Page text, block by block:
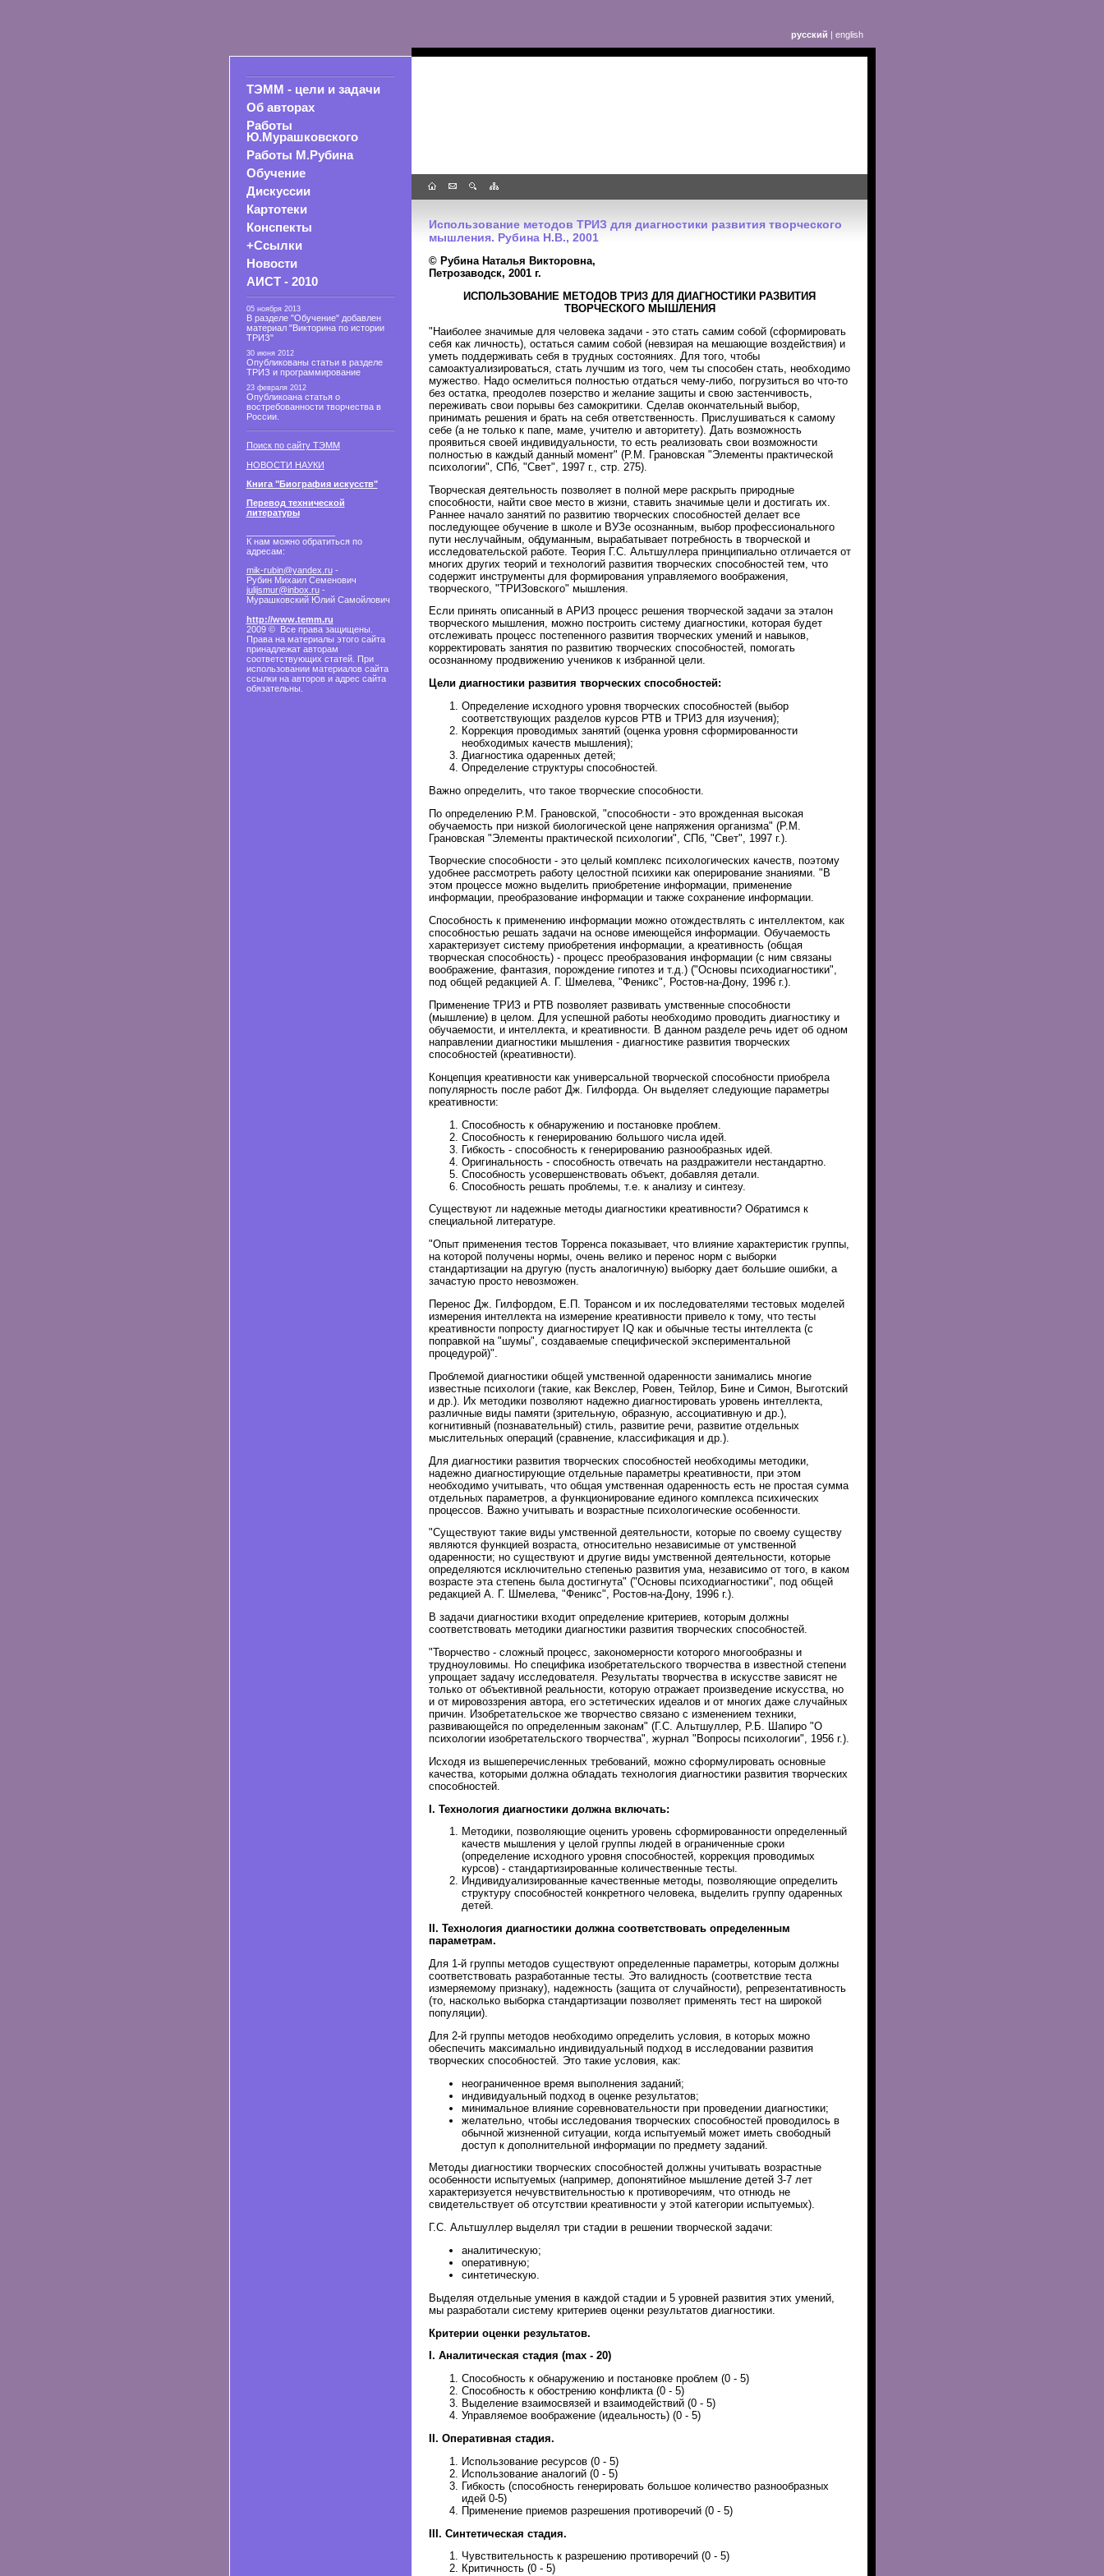
русский | english
ТЭММ - цели и задачи
Об авторах
Работы
Ю.Мурашковского
Работы М.Рубина
Обучение
Дискуссии
Картотеки
Конспекты
+Ссылки
Новости
АИСТ - 2010
05 ноября 2013
В разделе "Обучение" добавлен
материал "Викторина по истории
ТРИЗ"
30 июня 2012
Опубликованы статьи в разделе
ТРИЗ и программирование
23 февраля 2012
Опубликоана статья о
востребованности творчества в
России.
Поиск по сайту ТЭММ
НОВОСТИ НАУКИ
Книга "Биография искусств"
Перевод технической
литературы
К нам можно обратиться по
адресам:
mik-rubin@yandex.ru-
Рубин Михаил Семенович
julijsmur@inbox.ru-
Мурашковский Юлий Самойлович
http://www.temm.ru
2009 © Все права защищены.
Права на материалы этого сайта
принадлежат авторам
соответствующих статей. При
использовании материалов сайта
ссылки на авторов и адрес сайта
обязательны.
Использование методов ТРИЗ для диагностики развития творческого
мышления. Рубина Н.В., 2001
© Рубина Наталья Викторовна,
Петрозаводск, 2001 г.
ИСПОЛЬЗОВАНИЕ МЕТОДОВ ТРИЗ ДЛЯ ДИАГНОСТИКИ РАЗВИТИЯ
ТВОРЧЕСКОГО МЫШЛЕНИЯ
"Наиболее значимые для человека задачи - это стать самим собой (сформировать
себя как личность), остаться самим собой (невзирая на мешающие воздействия) и
уметь поддерживать себя в трудных состояниях. Для того, чтобы
самоактуализироваться, стать лучшим из того, чем ты способен стать, необходимо
мужество. Надо осмелиться полностью отдаться чему-либо, погрузиться во что-то
без остатка, преодолев позерство и желание защиты и свою застенчивость,
переживать свои порывы без самокритики. Сделав окончательный выбор,
принимать решения и брать на себя ответственность. Прислушиваться к самому
себе (а не только к папе, маме, учителю и авторитету). Дать возможность
проявиться своей индивидуальности, то есть реализовать свои возможности
полностью в каждый данный момент" (Р.М. Грановская "Элементы практической
психологии", СПб, "Свет", 1997 г., стр. 275).
Творческая деятельность позволяет в полной мере раскрыть природные
способности, найти свое место в жизни, ставить значимые цели и достигать их.
Раннее начало занятий по развитию творческих способностей делает все
последующее обучение в школе и ВУЗе осознанным, выбор профессионального
пути неслучайным, обдуманным, вырабатывает потребность в творческой и
исследовательской работе. Теория Г.С. Альтшуллера принципиально отличается от
многих других теорий и технологий развития творческих способностей тем, что
содержит инструменты для формирования управляемого воображения,
творческого, "ТРИЗовского" мышления.
Если принять описанный в АРИЗ процесс решения творческой задачи за эталон
творческого мышления, можно построить систему диагностики, которая будет
отслеживать процесс постепенного развития творческих умений и навыков,
корректировать занятия по развитию творческих способностей, помогать
осознанному продвижению учеников к избранной цели.
Цели диагностики развития творческих способностей:
Определение исходного уровня творческих способностей (выбор
соответствующих разделов курсов РТВ и ТРИЗ для изучения);
Коррекция проводимых занятий (оценка уровня сформированности
необходимых качеств мышления);
Диагностика одаренных детей;
Определение структуры способностей.
Важно определить, что такое творческие способности.
По определению Р.М. Грановской, "способности - это врожденная высокая
обучаемость при низкой биологической цене напряжения организма" (Р.М.
Грановская "Элементы практической психологии", СПб, "Свет", 1997 г.).
Творческие способности - это целый комплекс психологических качеств, поэтому
удобнее рассмотреть работу целостной психики как оперирование знаниями. "В
этом процессе можно выделить приобретение информации, применение
информации, преобразование информации и также сохранение информации.
Способность к применению информации можно отождествлять с интеллектом, как
способностью решать задачи на основе имеющейся информации. Обучаемость
характеризует систему приобретения информации, а креативность (общая
творческая способность) - процесс преобразования информации (с ним связаны
воображение, фантазия, порождение гипотез и т.д.) ("Основы психодиагностики",
под общей редакцией А. Г. Шмелева, "Феникс", Ростов-на-Дону, 1996 г.).
Применение ТРИЗ и РТВ позволяет развивать умственные способности
(мышление) в целом. Для успешной работы необходимо проводить диагностику и
обучаемости, и интеллекта, и креативности. В данном разделе речь идет об одном
направлении диагностики мышления - диагностике развития творческих
способностей (креативности).
Концепция креативности как универсальной творческой способности приобрела
популярность после работ Дж. Гилфорда. Он выделяет следующие параметры
креативности:
Способность к обнаружению и постановке проблем.
Способность к генерированию большого числа идей.
Гибкость - способность к генерированию разнообразных идей.
Оригинальность - способность отвечать на раздражители нестандартно.
Способность усовершенствовать объект, добавляя детали.
Способность решать проблемы, т.е. к анализу и синтезу.
Существуют ли надежные методы диагностики креативности? Обратимся к
специальной литературе.
"Опыт применения тестов Торренса показывает, что влияние характеристик группы,
на которой получены нормы, очень велико и перенос норм с выборки
стандартизации на другую (пусть аналогичную) выборку дает большие ошибки, а
зачастую просто невозможен.
Перенос Дж. Гилфордом, Е.П. Торансом и их последователями тестовых моделей
измерения интеллекта на измерение креативности привело к тому, что тесты
креативности попросту диагностирует IQ как и обычные тесты интеллекта (с
поправкой на "шумы", создаваемые специфической экспериментальной
процедурой)".
Проблемой диагностики общей умственной одаренности занимались многие
известные психологи (такие, как Векслер, Ровен, Тейлор, Бине и Симон, Выготский
и др.). Их методики позволяют надежно диагностировать уровень интеллекта,
различные виды памяти (зрительную, образную, ассоциативную и др.),
когнитивный (познавательный) стиль, развитие речи, развитие отдельных
мыслительных операций (сравнение, классификация и др.).
Для диагностики развития творческих способностей необходимы методики,
надежно диагностирующие отдельные параметры креативности, при этом
необходимо учитывать, что общая умственная одаренность есть не простая сумма
отдельных параметров, а функционирование единого комплекса психических
процессов. Важно учитывать и возрастные психологические особенности.
"Существуют такие виды умственной деятельности, которые по своему существу
являются функцией возраста, относительно независимые от умственной
одаренности; но существуют и другие виды умственной деятельности, которые
определяются исключительно степенью развития ума, независимо от того, в каком
возрасте эта степень была достигнута" ("Основы психодиагностики", под общей
редакцией А. Г. Шмелева, "Феникс", Ростов-на-Дону, 1996 г.).
В задачи диагностики входит определение критериев, которым должны
соответствовать методики диагностики развития творческих способностей.
"Творчество - сложный процесс, закономерности которого многообразны и
трудноуловимы. Но специфика изобретательского творчества в известной степени
упрощает задачу исследователя. Результаты творчества в искусстве зависят не
только от объективной реальности, которую отражает произведение искусства, но
и от мировоззрения автора, его эстетических идеалов и от многих даже случайных
причин. Изобретательское же творчество связано с изменением техники,
развивающейся по определенным законам" (Г.С. Альтшуллер, Р.Б. Шапиро "О
психологии изобретательского творчества", журнал "Вопросы психологии", 1956 г.).
Исходя из вышеперечисленных требований, можно сформулировать основные
качества, которыми должна обладать технология диагностики развития творческих
способностей.
I. Технология диагностики должна включать:
Методики, позволяющие оценить уровень сформированности определенный
качеств мышления у целой группы людей в ограниченные сроки
(определение исходного уровня способностей, коррекция проводимых
курсов) - стандартизированные количественные тесты.
Индивидуализированные качественные методы, позволяющие определить
структуру способностей конкретного человека, выделить группу одаренных
детей.
II. Технология диагностики должна соответствовать определенным
параметрам.
Для 1-й группы методов существуют определенные параметры, которым должны
соответствовать разработанные тесты. Это валидность (соответствие теста
измеряемому признаку), надежность (защита от случайности), репрезентативность
(то, насколько выборка стандартизации позволяет применять тест на широкой
популяции).
Для 2-й группы методов необходимо определить условия, в которых можно
обеспечить максимально индивидуальный подход в исследовании развития
творческих способностей. Это такие условия, как:
неограниченное время выполнения заданий;
индивидуальный подход в оценке результатов;
минимальное влияние соревновательности при проведении диагностики;
желательно, чтобы исследования творческих способностей проводилось в
обычной жизненной ситуации, когда испытуемый может иметь свободный
доступ к дополнительной информации по предмету заданий.
Методы диагностики творческих способностей должны учитывать возрастные
особенности испытуемых (например, допонятийное мышление детей 3-7 лет
характеризуется нечувствительностью к противоречиям, что отнюдь не
свидетельствует об отсутствии креативности у этой категории испытуемых).
Г.С. Альтшуллер выделял три стадии в решении творческой задачи:
аналитическую;
оперативную;
синтетическую.
Выделяя отдельные умения в каждой стадии и 5 уровней развития этих умений,
мы разработали систему критериев оценки результатов диагностики.
Критерии оценки результатов.
I. Аналитическая стадия (max - 20)
Способность к обнаружению и постановке проблем (0 - 5)
Способность к обострению конфликта (0 - 5)
Выделение взаимосвязей и взаимодействий (0 - 5)
Управляемое воображение (идеальность) (0 - 5)
II. Оперативная стадия.
Использование ресурсов (0 - 5)
Использование аналогий (0 - 5)
Гибкость (способность генерировать большое количество разнообразных
идей 0-5)
Применение приемов разрешения противоречий (0 - 5)
III. Синтетическая стадия.
Чувствительность к разрешению противоречий (0 - 5)
Критичность (0 - 5)